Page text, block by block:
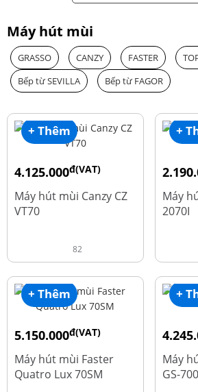
Máy hút mùi
GRASSO CANZY FASTER
Bếp từ SEVILLA
Bếp từ FAGOR
+ Thêm
4.125.000đ(VAT)
8.500.000
Máy hút mùi Canzy CZ
VT70
82
+
Máy
2070I
+ Thêm
5.150.000đ(VAT)
9.700.000
Máy hút mùi Faster
Quatro Lux 70SM
+
Máy
GS-